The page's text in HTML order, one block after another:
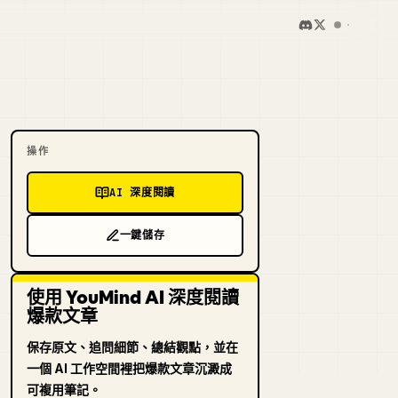
操作
AI 深度閱讀
一鍵儲存
使用 YouMind AI 深度閱讀
爆款文章
保存原文、追問細節、總結觀點，並在
一個 AI 工作空間裡把爆款文章沉澱成
可複用筆記。